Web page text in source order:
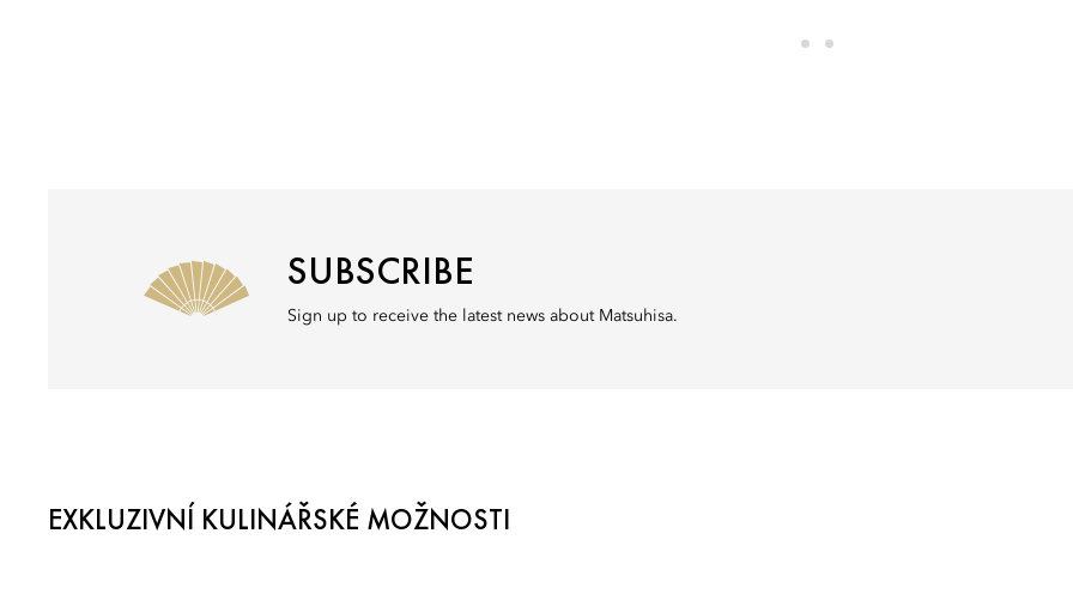
SUBSCRIBE
Sign up to receive the latest news about Matsuhisa.
EXKLUZIVNÍ KULINÁŘSKÉ MOŽNOSTI